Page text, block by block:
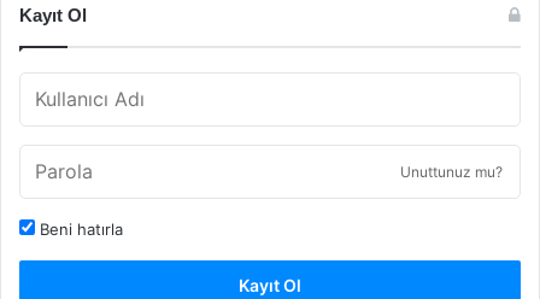
Kayıt Ol
Unuttunuz mu?
Beni hatırla
Kayıt Ol